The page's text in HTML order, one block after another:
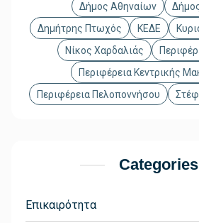
Δήμος Αθηναίων
Δημήτρης Πτωχός
ΚΕΔΕ
Νίκος Χαρδαλιάς
Περιφέρεια Κεντρικής
Περιφέρεια Πελοποννήσου
Categories
Επικαιρότητα